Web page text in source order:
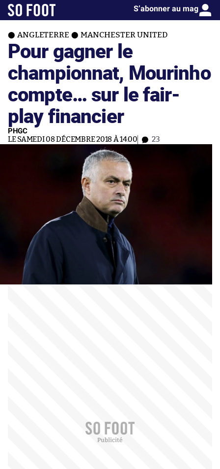
S’abonner au mag
ANGLETERRE MANCHESTER UNITED
Pour gagner le
championnat, Mourinho
compte… sur le fair-
play financier
PHGC
LE SAMEDI 08 DÉCEMBRE 2018 À 14:00 23